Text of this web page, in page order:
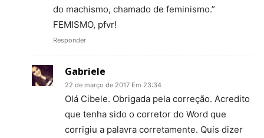
do machismo, chamado de feminismo.”
FEMISMO, pfvr!
Responder
Gabriele
22 de março de 2017 Em 23:34
Olá Cibele. Obrigada pela correção. Acredito
que tenha sido o corretor do Word que
corrigiu a palavra corretamente. Quis dizer